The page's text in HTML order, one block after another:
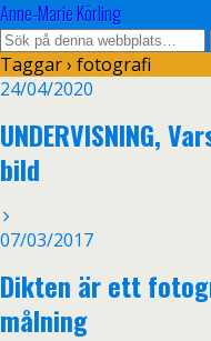
Anne-Marie Körling
Taggar › fotografi
24/04/2020
UNDERVISNING,
bild
07/03/2017
Dikten är ett
målning